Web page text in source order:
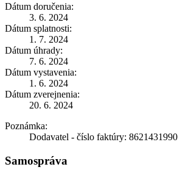
Dátum doručenia:
3. 6. 2024
Dátum splatnosti:
1. 7. 2024
Dátum úhrady:
7. 6. 2024
Dátum vystavenia:
1. 6. 2024
Dátum zverejnenia:
20. 6. 2024
Poznámka:
Dodavatel - číslo faktúry: 8621431990
Samospráva